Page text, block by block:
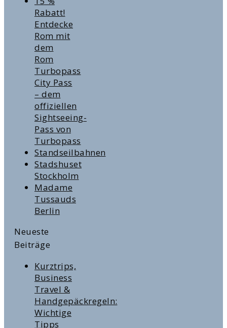
Rabatt!
Entdecke
Rom mit
dem
Rom
Turbopass
City Pass
– dem
offiziellen
Sightseeing-
Pass von
Turbopass
Standseilbahnen
Stadshuset
Stockholm
Madame
Tussauds
Berlin
Neueste
Beiträge
Kurztrips,
Business
Travel &
Handgepäckregeln:
Wichtige
Tipps